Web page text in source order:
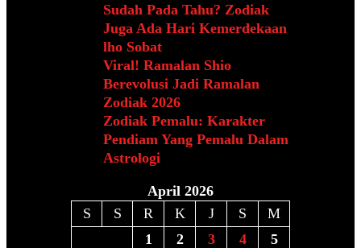
Sudah Pada Tahu? Zodiak
Juga Ada Hari Kemerdekaan
lho Sobat
Viral! Ramalan Shio
Berevolusi Jadi Ramalan
Zodiak 2026
Zodiak Pemalu: Karakter
Pendiam Yang Pemalu Dalam
Astrologi
April 2026
S
S R K J S
M
1
2 3 4
5